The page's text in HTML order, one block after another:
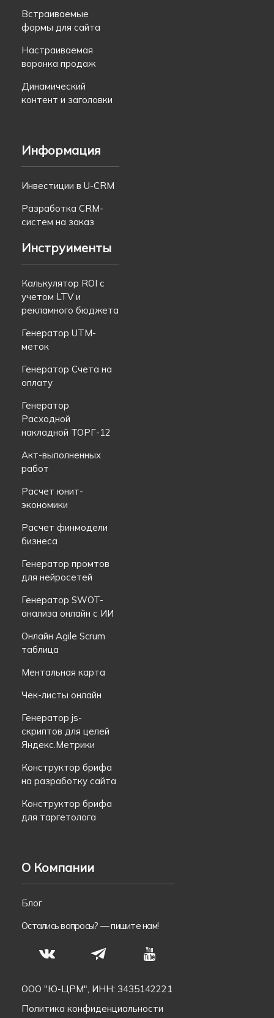
Встраиваемые
формы для сайта
Настраиваемая
воронка продаж
Динамический
контент и заголовки
Информация
Инвестиции в U-CRM
Разработка CRM-
систем на заказ
Инструименты
Калькулятор ROI с
учетом LTV и
рекламного бюджета
Генератор UTM-
меток
Генератор Счета на
оплату
Генератор
Расходной
накладной ТОРГ-12
Акт-выполненных
работ
Расчет юнит-
экономики
Расчет финмодели
бизнеса
Генератор промтов
для нейросетей
Генератор SWOT-
анализа онлайн с ИИ
Онлайн Agile Scrum
таблица
Ментальная карта
Чек-листы онлайн
Генератор js-
скриптов для целей
Яндекс.Метрики
Конструктор брифа
на разработку сайта
Конструктор брифа
для таргетолога
О Компании
Блог
Остались вопросы? —пишите нам!
S N T
ООО "Ю-ЦРМ", ИНН: 3435142221
Политика конфиденциальности